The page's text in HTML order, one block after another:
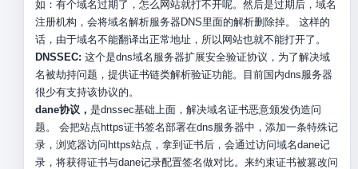
如：有个域名过期了，怎么网站就打不开呢。然后是过期后，域名
注册机构，会将域名解析服务器DNS里面的解析删除掉。 这样的
话，由于域名不能翻译出正常地址，所以网站也就不能打开了。
DNSSEC: 这个是dns域名服务器扩展安全验证协议，为了解决域
名被劫持问题，提供证书链类解析验证功能。目前国内dns服务器
很少有支持该协议的。
dane协议， 是dnssec基础上面，解决域名证书恶意颁发伪造问
题。 会把站点https证书签名部署在dns服务器中，添加一条特殊记
录，浏览器访问https站点，拿到证书后，会通过访问域名dane记
录，将获得证书与dane记录配置签名做对比。来约束证书被篡改问